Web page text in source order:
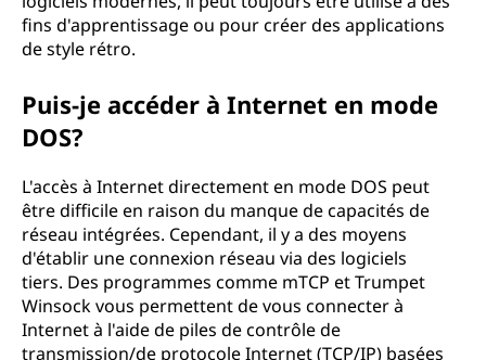
fins d'apprentissage ou pour créer des applications
de style rétro.
Puis-je accéder à Internet en mode
DOS?
L'accès à Internet directement en mode DOS peut
être difficile en raison du manque de capacités de
réseau intégrées. Cependant, il y a des moyens
d'établir une connexion réseau via des logiciels
tiers. Des programmes comme mTCP et Trumpet
Winsock vous permettent de vous connecter à
Internet à l'aide de piles de contrôle de
transmission/de protocole Internet (TCP/IP) basées